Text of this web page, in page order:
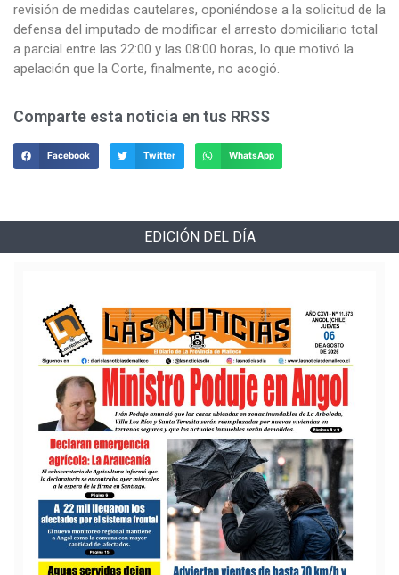
revisión de medidas cautelares, oponiéndose a la solicitud de la
defensa del imputado de modificar el arresto domiciliario total
a parcial entre las 22:00 y las 08:00 horas, lo que motivó la
apelación que la Corte, finalmente, no acogió.
Comparte esta noticia en tus RRSS
Facebook Twitter WhatsApp
EDICIÓN DEL DÍA